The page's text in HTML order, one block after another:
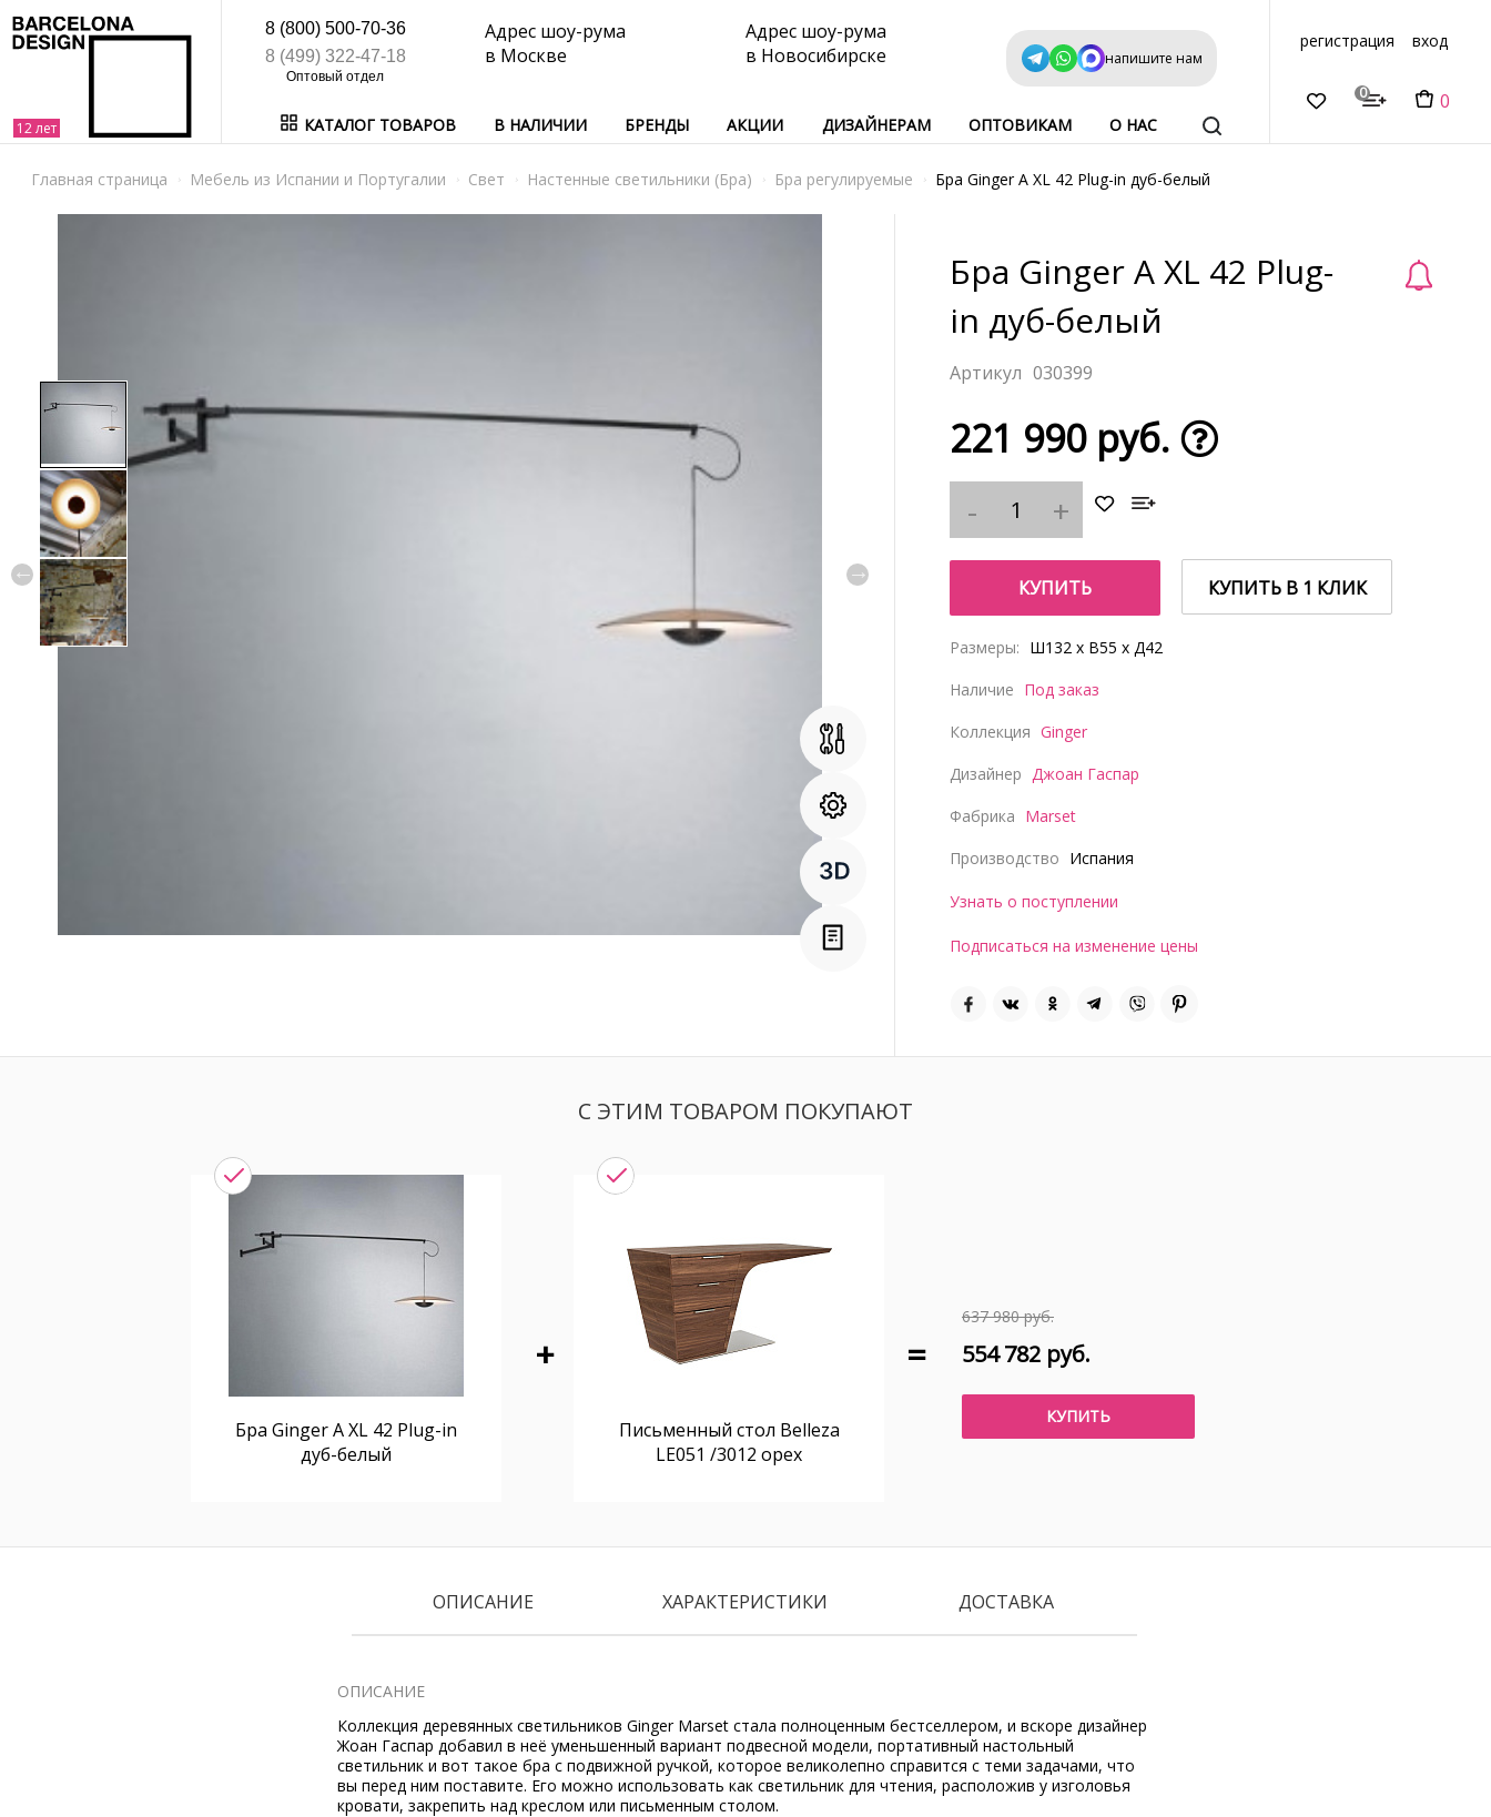
8 (800) 500-70-36
8 (499) 322-47-18
Адрес шоу-рума
в Москве
Адрес шоу-рума
в Новосибирске
напишите нам
КАТАЛОГ ТОВАРОВ В НАЛИЧИИ БРЕНДЫ АКЦИИ ДИЗАЙНЕРАМ ОПТОВИКАМ О НАС
регистрация вход
0 0
Главная страница Мебель из Испании и Португалии Свет Настенные светильники (Бра) Бра регулируемые Бра Ginger A XL 42 Plug-in дуб-белый
Бра Ginger A XL 42 Plug-
in дуб-белый
030399
221 990 руб.
КУПИТЬ КУПИТЬ В 1 КЛИК
Размеры: Ш132 x В55 x Д42
Наличие Под заказ
Коллекция Ginger
Дизайнер Джоан Гаспар
Фабрика Marset
Производство Испания
Узнать о поступлении
Подписаться на изменение цены
С ЭТИМ ТОВАРОМ ПОКУПАЮТ
Бра Ginger A XL 42 Plug-in
дуб-белый
Письменный стол Belleza
LE051 /3012 орех
637 980 руб.
554 782 руб.
КУПИТЬ
ОПИСАНИЕ ХАРАКТЕРИСТИКИ ДОСТАВКА
ОПИСАНИЕ
Коллекция деревянных светильников Ginger Marset стала полноценным бестселлером, и вскоре дизайнер
Жоан Гаспар добавил в неё уменьшенный вариант подвесной модели, портативный настольный
светильник и вот такое бра с подвижной ручкой, которое великолепно справится с теми задачами, что
вы перед ним поставите. Его можно использовать как светильник для чтения, расположив у изголовья
кровати, закрепить над креслом или письменным столом.